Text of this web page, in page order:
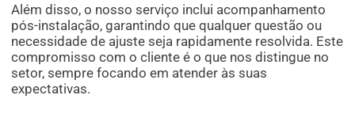
Além disso, o nosso serviço inclui acompanhamento
pós-instalação, garantindo que qualquer questão ou
necessidade de ajuste seja rapidamente resolvida. Este
compromisso com o cliente é o que nos distingue no
setor, sempre focando em atender às suas
expectativas.